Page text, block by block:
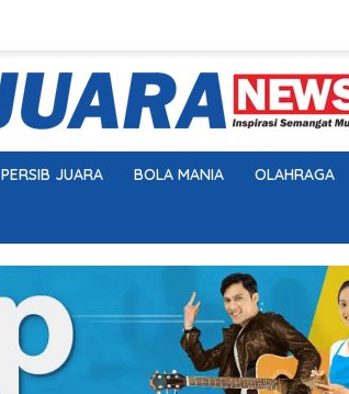
PERSIB JUARA BOLA MANIA OLAHRAGA